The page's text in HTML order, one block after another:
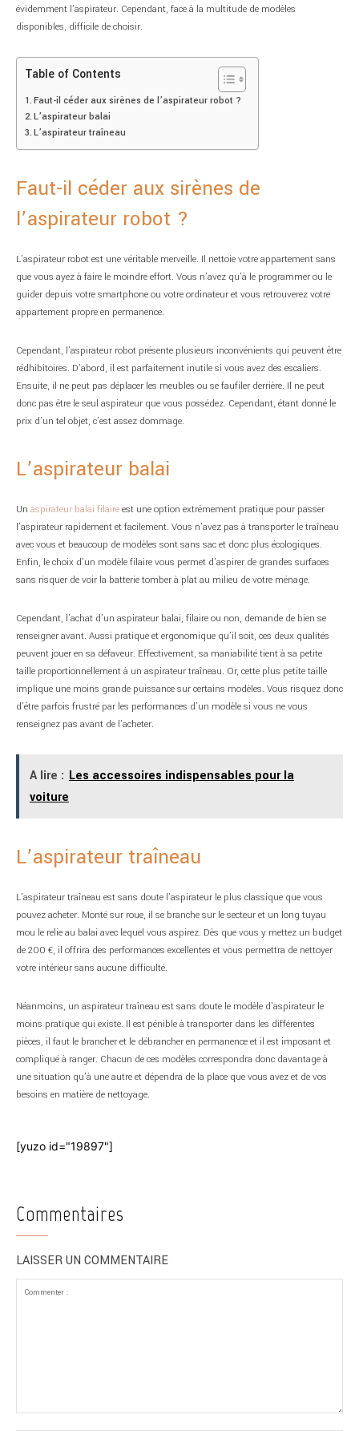
évidemment l’aspirateur. Cependant, face à la multitude de modèles
disponibles, difficile de choisir.
Table of Contents
Faut-il céder aux sirènes de l’aspirateur robot ?
L’aspirateur balai
L’aspirateur traîneau
Faut-il céder aux sirènes de
l’aspirateur robot ?
L’aspirateur robot est une véritable merveille. Il nettoie votre appartement sans
que vous ayez à faire le moindre effort. Vous n’avez qu’à le programmer ou le
guider depuis votre smartphone ou votre ordinateur et vous retrouverez votre
appartement propre en permanence.
Cependant, l’aspirateur robot présente plusieurs inconvénients qui peuvent être
rédhibitoires. D’abord, il est parfaitement inutile si vous avez des escaliers.
Ensuite, il ne peut pas déplacer les meubles ou se faufiler derrière. Il ne peut
donc pas être le seul aspirateur que vous possédez. Cependant, étant donné le
prix d’un tel objet, c’est assez dommage.
L’aspirateur balai
Un aspirateur balai filaireest une option extrêmement pratique pour passer
l’aspirateur rapidement et facilement. Vous n’avez pas à transporter le traîneau
avec vous et beaucoup de modèles sont sans sac et donc plus écologiques.
Enfin, le choix d’un modèle filaire vous permet d’aspirer de grandes surfaces
sans risquer de voir la batterie tomber à plat au milieu de votre ménage.
Cependant, l’achat d’un aspirateur balai, filaire ou non, demande de bien se
renseigner avant. Aussi pratique et ergonomique qu’il soit, ces deux qualités
peuvent jouer en sa défaveur. Effectivement, sa maniabilité tient à sa petite
taille proportionnellement à un aspirateur traîneau. Or, cette plus petite taille
implique une moins grande puissance sur certains modèles. Vous risquez donc
d’être parfois frustré par les performances d’un modèle si vous ne vous
renseignez pas avant de l’acheter.
A lire : Les accessoires indispensables pour la
voiture
L’aspirateur traîneau
L’aspirateur traîneau est sans doute l’aspirateur le plus classique que vous
pouvez acheter. Monté sur roue, il se branche sur le secteur et un long tuyau
mou le relie au balai avec lequel vous aspirez. Dès que vous y mettez un budget
de 200 €, il offrira des performances excellentes et vous permettra de nettoyer
votre intérieur sans aucune difficulté.
Néanmoins, un aspirateur traîneau est sans doute le modèle d’aspirateur le
moins pratique qui existe. Il est pénible à transporter dans les différentes
pièces, il faut le brancher et le débrancher en permanence et il est imposant et
compliqué à ranger. Chacun de ces modèles correspondra donc davantage à
une situation qu’à une autre et dépendra de la place que vous avez et de vos
besoins en matière de nettoyage.
[yuzo id="19897"]
Commentaires
LAISSER UN COMMENTAIRE